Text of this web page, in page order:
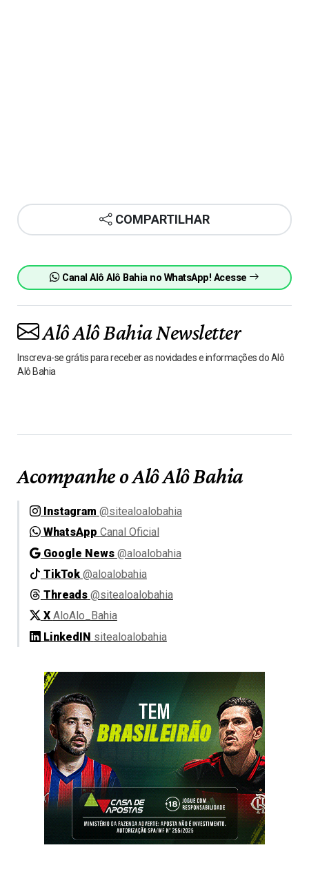
COMPARTILHAR
Canal Alô Alô Bahia no WhatsApp! Acesse
Alô Alô Bahia Newsletter
Inscreva-se grátis para receber as novidades e informações do Alô
Alô Bahia
Acompanhe o Alô Alô Bahia
Instagram @sitealoalobahia
WhatsApp Canal Oficial
Google News @aloalobahia
TikTok @aloalobahia
Threads @sitealoalobahia
X AloAlo_Bahia
LinkedIN sitealoalobahia